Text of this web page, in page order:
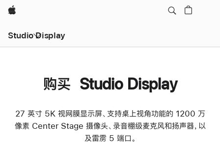
Apple
Studio Display
购买 Studio Display
27 英寸 5K 视网膜显示屏、支持桌上视角功能的 1200 万
像素 Center Stage 摄像头、录音棚级麦克风和扬声器，以
及雷雳 5 端口。